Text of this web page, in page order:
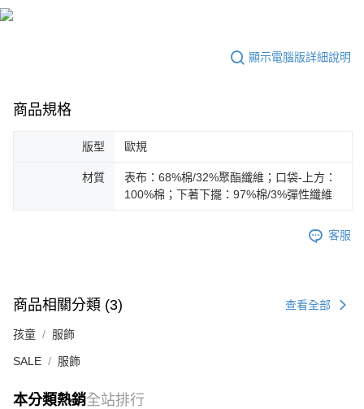
顯示電腦版詳細說明
商品規格
版型 歐規
材質
表布：68%棉/32%聚酯纖維；口袋-上方：
100%棉；下著下擺：97%棉/3%彈性纖維
客服
商品相關分類 (3) 查看全部
孩童 服飾
SALE 服飾
本分類熱銷全站排行